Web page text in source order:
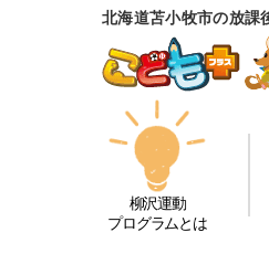
北海道苫小牧市の放
柳沢運動
プログラムとは